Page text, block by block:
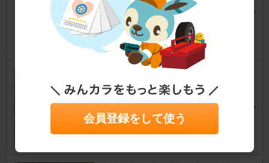
shinobusさん
13
0
ノート [E12]
27
会員登録をして使う